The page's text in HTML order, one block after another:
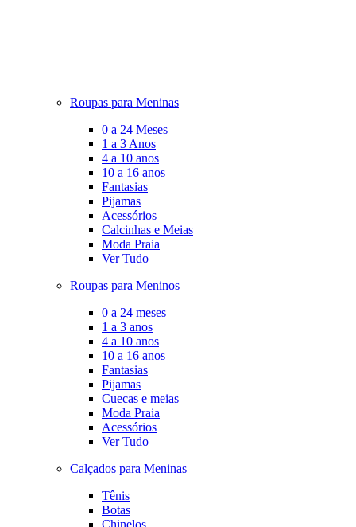
Roupas para Meninas
0 a 24 Meses
1 a 3 Anos
4 a 10 anos
10 a 16 anos
Fantasias
Pijamas
Acessórios
Calcinhas e Meias
Moda Praia
Ver Tudo
Roupas para Meninos
0 a 24 meses
1 a 3 anos
4 a 10 anos
10 a 16 anos
Fantasias
Pijamas
Cuecas e meias
Moda Praia
Acessórios
Ver Tudo
Calçados para Meninas
Tênis
Botas